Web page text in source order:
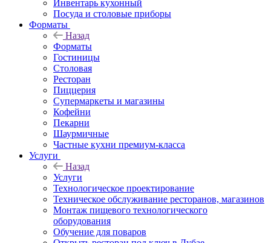
Инвентарь кухонный
Посуда и столовые приборы
Форматы
Назад
Форматы
Гостиницы
Столовая
Ресторан
Пиццерия
Супермаркеты и магазины
Кофейни
Пекарни
Шаурмичные
Частные кухни премиум-класса
Услуги
Назад
Услуги
Технологическое проектирование
Техническое обслуживание ресторанов, магазинов
Монтаж пищевого технологического
оборудования
Обучение для поваров